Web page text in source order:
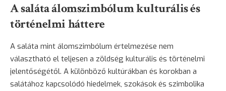
A saláta álomszimbólum kulturális és
történelmi háttere
A saláta mint álomszimbólum értelmezése nem
választható el teljesen a zöldség kulturális és történelmi
jelentőségétől. A különböző kultúrákban és korokban a
salátához kapcsolódó hiedelmek, szokások és szimbolika